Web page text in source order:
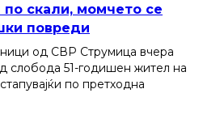
скали, момчето се
повреди
од СВР Струмица вчера
слобода 51-годишен жител на
по претходна